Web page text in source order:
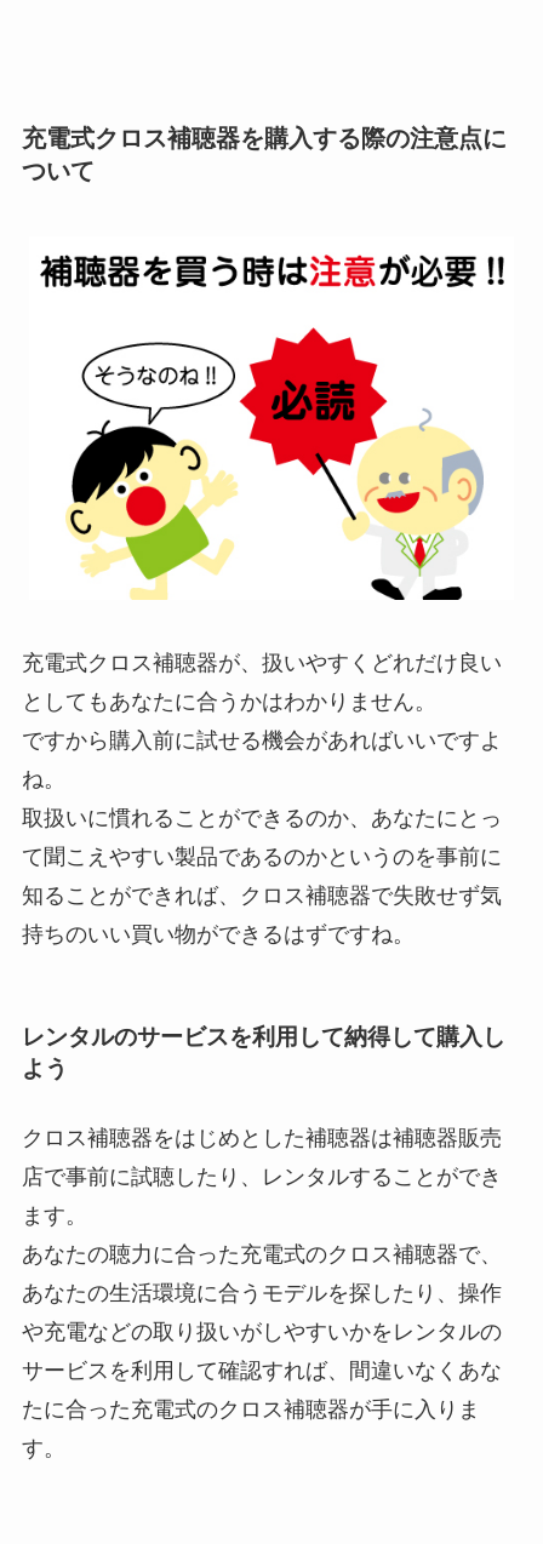
充電式クロス補聴器を購入する際の注意点に
ついて
充電式クロス補聴器が、扱いやすくどれだけ良い
としてもあなたに合うかはわかりません。
ですから購入前に試せる機会があればいいですよ
ね。
取扱いに慣れることができるのか、あなたにとっ
て聞こえやすい製品であるのかというのを事前に
知ることができれば、クロス補聴器で失敗せず気
持ちのいい買い物ができるはずですね。
レンタルのサービスを利用して納得して購入し
よう
クロス補聴器をはじめとした補聴器は補聴器販売
店で事前に試聴したり、レンタルすることができ
ます。
あなたの聴力に合った充電式のクロス補聴器で、
あなたの生活環境に合うモデルを探したり、操作
や充電などの取り扱いがしやすいかをレンタルの
サービスを利用して確認すれば、間違いなくあな
たに合った充電式のクロス補聴器が手に入りま
す。